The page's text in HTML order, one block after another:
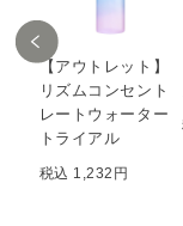
【アウトレット】
リズムコンセント
レートウォーター
トライアル
税込 1,232円